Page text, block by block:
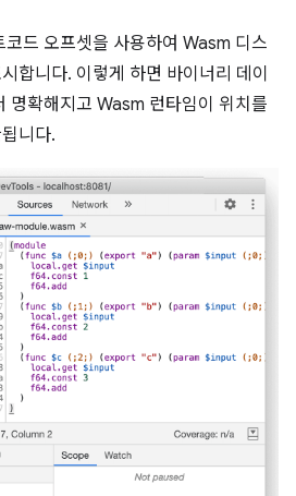
드 오프셋을 사용하여 Wasm 디스
합니다. 이렇게 하면 바이너리 데이
명확해지고 Wasm 런타임이 위치를
니다.